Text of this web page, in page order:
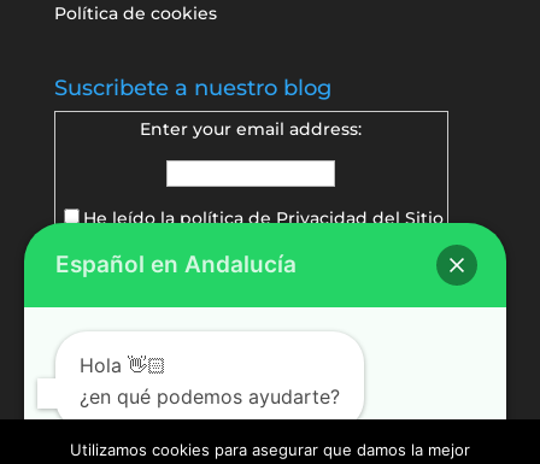
Política de cookies
Suscribete a nuestro blog
Enter your email address:
He leído la política dePrivacidad del Sitio
Español en Andalucía
Hola 👋🏻
¿en qué podemos ayudarte?
Utilizamos cookies para asegurar que damos la mejor